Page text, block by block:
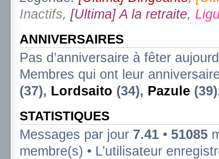
Inactifs, [Ultima] A la retraite,
ANNIVERSAIRES
Pas d’anniversaire à fêter
Membres qui ont leur
(37), Lordsaito (34), Pazule
STATISTIQUES
Messages par jour 7.41 • 51085
membre(s) • L’utilisateur